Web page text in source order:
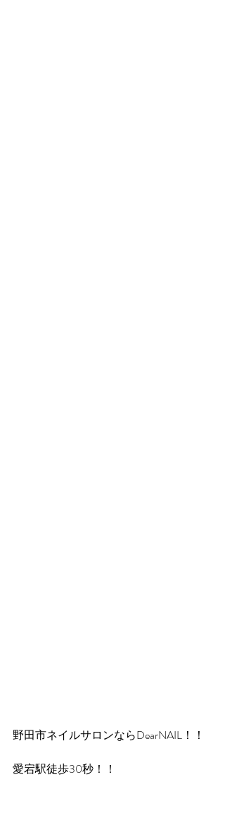
野田市ネイルサロンならDearNAIL！！
愛宕駅徒歩30秒！！